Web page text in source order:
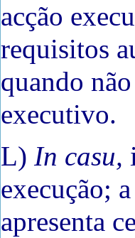
acção
requisitos
quando
executivo.
L) In casu,
execução;
apresenta